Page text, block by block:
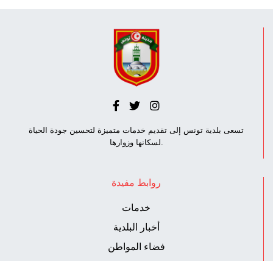
تسعى بلدية تونس إلى تقديم خدمات متميزة لتحسين جودة الحياة
لسكانها وزوارها.
روابط مفيدة
خدمات
أخبار البلدية
فضاء المواطن